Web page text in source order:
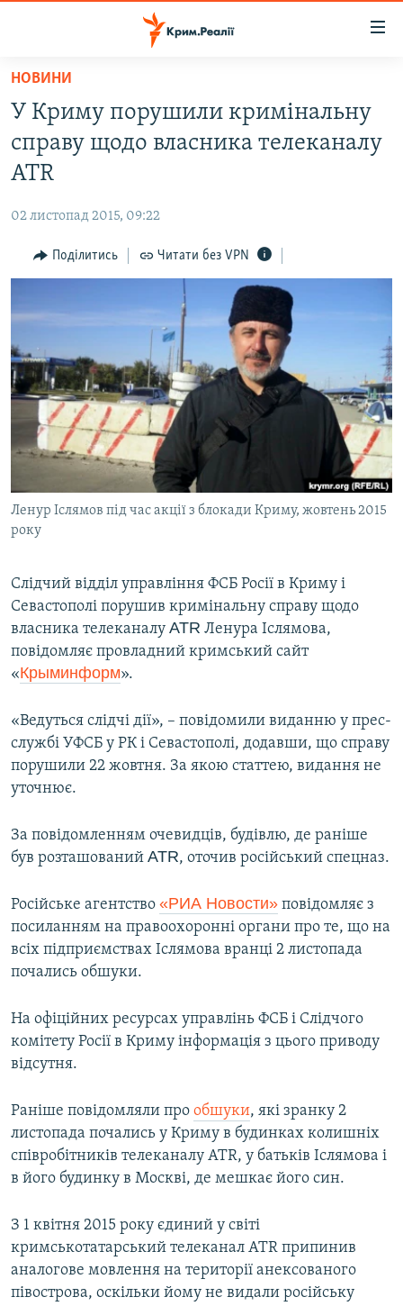
Перейти
основного
матеріалу
Перейти
до
основної
Перейти
до
ВОДА.КРИМ
ВІДЕО ТА ФОТО
БЛОГИ
ПОГЛЯД
ВСЕ ЗА ДЕНЬ
СПЕЦПРОЕКТИ
ДЕПОРТАЦІЯ
ВІДЕОУРОКИ «ELIFBE»
СВІДЧЕННЯ ОКУПАЦІЇ
УКРАЇНСЬКА ПРОБЛЕМА КРИМУ
ІНФОГРАФІКА
ЯК ОБІЙТИ БЛОКУВАННЯ
Русский
Qırımtatar
ДОЛУЧАЙСЯ!
Усі сайти RFE/RL
НОВИНИ
У Криму порушили кримінальну
справу щодо власника телеканалу
АТR
02 листопад 2015, 09:22
Поділитись Читати без VPN
Ленур Іслямов під час акції з блокади Криму, жовтень 2015
року
Слідчий відділ управління ФСБ Росії в Криму і
Севастополі порушив кримінальну справу щодо
власника телеканалу АТR Ленура Іслямова,
повідомляє провладний кримський сайт
«Крыминформ».
«Ведуться слідчі дії», – повідомили виданню у прес-
службі УФСБ у РК і Севастополі, додавши, що справу
порушили 22 жовтня. За якою статтею, видання не
уточнює.
За повідомленням очевидців, будівлю, де раніше
був розташований АТR, оточив російський спецназ.
Російське агентство «РИА Новости» повідомляє з
посиланням на правоохоронні органи про те, що на
всіх підприємствах Іслямова вранці 2 листопада
почались обшуки.
На офіційних ресурсах управлінь ФСБ і Слідчого
комітету Росії в Криму інформація з цього приводу
відсутня.
Раніше повідомляли про обшуки, які зранку 2
листопада почались у Криму в будинках колишніх
співробітників телеканалу АТR, у батьків Іслямова і
в його будинку в Москві, де мешкає його син.
З 1 квітня 2015 року єдиний у світі
кримськотатарський телеканал ATR припинив
аналогове мовлення на території анексованого
півострова, оскільки йому не видали російську